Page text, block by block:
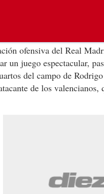
ofensiva del Real
un juego espectacular,
del campo de
de los valencianos,